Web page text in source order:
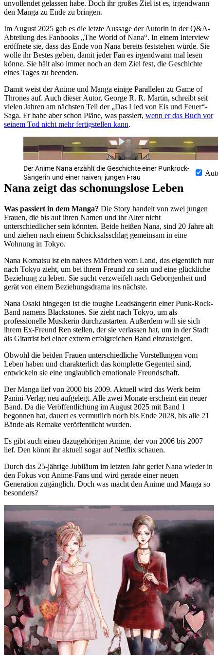
unvollendet gelassen habe. Doch ihr großes Ziel ist es, irgendwann
den Manga zu Ende zu bringen.
Im August 2025 gab es die letzte Aussage der Autorin in der Q&A-
Abteilung des Fanbooks „The World of Nana“. In einem Interview
eröffnete sie, dass das Ende von Nana bereits feststehen würde. Sie
wolle ihr Bestes geben, damit jeder Fan es irgendwann mal lesen
könne. Sie hält also immer noch an dem Ziel fest, die Geschichte
eines Tages zu beenden.
Damit weist der Anime und Manga einige Parallelen zu Game of
Thrones auf. Auch dieser Autor, George R. R. Martin, schreibt seit
vielen Jahren am nächsten Teil der „Das Lied von Eis und Feuer“-
Saga. Er habe aber schon Pläne, was passiert, wenn er das Buch vor
seinem Tod nicht mehr fertigstellen kann.
Der Anime Nana erzählt die Geschichte einer Punkrock-
Sängerin und einer naiven, jungen Frau
Nana zeigt das schonungslose Leben
Was passiert in dem Manga? Die Story handelt von zwei jungen
Frauen, die bis auf ihren Namen und ihr Alter nicht
unterschiedlicher sein könnten. Beide heißen Nana, sind 20 Jahre alt
und ziehen nach einem Schicksalsschlag gemeinsam in eine
Wohnung in Tokyo.
Nana Komatsu ist ein naives Mädchen vom Land, das eigentlich nur
nach Tokyo zieht, um bei ihrem Freund zu sein und eine glückliche
Beziehung zu leben. Sie sucht verzweifelt nach Geborgenheit und
gerät von einem Beziehungsdrama ins nächste.
Nana Osaki hingegen ist die toughe Leadsängerin einer Punk-Rock-
Band namens Blackstones. Sie zieht nach Tokyo, um als
professionelle Musikerin durchzustarten. Außerdem will sie sich
ihrem Ex-Freund Ren stellen, der sie verlassen hat, um in der Stadt
als Gitarrist bei einer extrem erfolgreichen Band einzusteigen.
Obwohl die beiden Frauen unterschiedliche Vorstellungen vom
Leben haben und charakterlich das komplette Gegenteil sind,
entwickeln sie eine unglaublich emotionale Freundschaft.
Der Manga lief von 2000 bis 2009. Aktuell wird das Werk beim
Panini-Verlag neu aufgelegt. Alle zwei Monate erscheint ein neuer
Band. Da die Veröffentlichung im August 2025 mit Band 1
begonnen hat, dauert es vermutlich noch bis Ende 2028, bis alle 21
Bände als Remake veröffentlicht wurden.
Es gibt auch einen dazugehörigen Anime, der von 2006 bis 2007
lief. Den könnt ihr aktuell sogar auf Netflix schauen.
Durch das 25-jährige Jubiläum im letzten Jahr geriet Nana wieder in
den Fokus von Anime-Fans und wird gerade einer neuen
Generation zugänglich. Doch was macht den Anime und Manga so
besonders?